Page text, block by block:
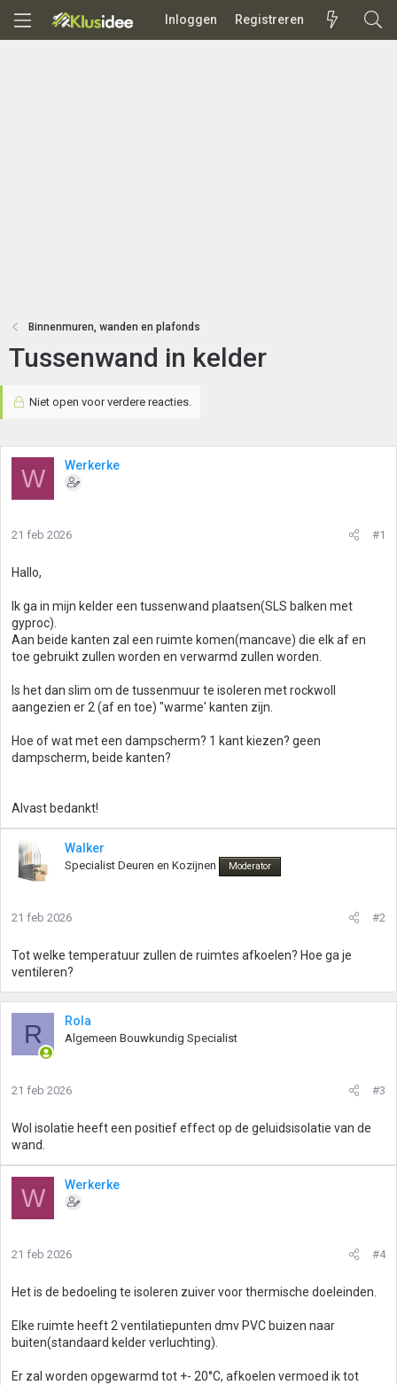
Inloggen Registreren
Binnenmuren, wanden en plafonds
Tussenwand in kelder
Niet open voor verdere reacties.
W Werkerke
21 feb 2026 #1
Hallo,
Ik ga in mijn kelder een tussenwand plaatsen(SLS balken met
gyproc).
Aan beide kanten zal een ruimte komen(mancave) die elk af en
toe gebruikt zullen worden en verwarmd zullen worden.
Is het dan slim om de tussenmuur te isoleren met rockwoll
aangezien er 2 (af en toe) "warme' kanten zijn.
Hoe of wat met een dampscherm? 1 kant kiezen? geen
dampscherm, beide kanten?
Alvast bedankt!
Walker
Specialist Deuren en Kozijnen Moderator
21 feb 2026 #2
Tot welke temperatuur zullen de ruimtes afkoelen? Hoe ga je
ventileren?
R Rola
Algemeen Bouwkundig Specialist
21 feb 2026 #3
Wol isolatie heeft een positief effect op de geluidsisolatie van de
wand.
W Werkerke
21 feb 2026 #4
Het is de bedoeling te isoleren zuiver voor thermische doeleinden.
Elke ruimte heeft 2 ventilatiepunten dmv PVC buizen naar
buiten(standaard kelder verluchting).
Er zal worden opgewarmd tot +- 20°C, afkoelen vermoed ik tot